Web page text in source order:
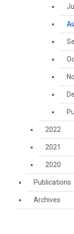
2022
2021
2020
Publications
Archives